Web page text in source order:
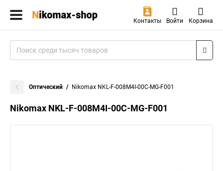
Контакты Войти Корзина
Оптический Nikomax NKL-F-008M4I-00C-MG-F001
Nikomax NKL-F-008M4I-00C-MG-F001